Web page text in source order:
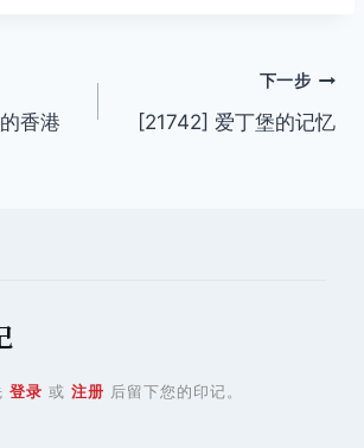
香港
下一步
[21742] 爱丁堡的记忆
登录 或 注册 后留下您的印记。